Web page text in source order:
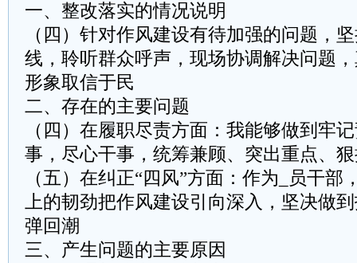
一、整改落实的情况说明
（四）针对作风建设有待加强的问题，
线，聆听群众呼声，现场协调解决问题
形象取信于民
二、存在的主要问题
（四）在履职尽责方面：我能够做到牢
事，尽心干事，统筹兼顾、突出重点、
（五）在纠正“四风”方面：作为_员干部
上的韧劲把作风建设引向深入，坚决做
弹回潮
三、产生问题的主要原因